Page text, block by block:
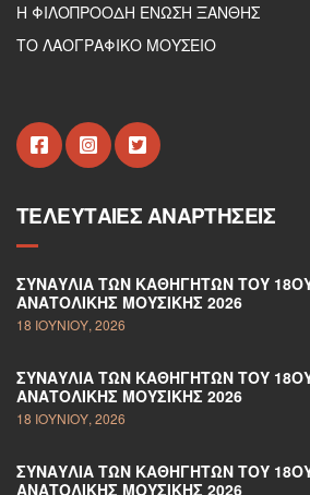
Η ΦΙΛΟΠΡΟΟΔΗ ΕΝΩΣΗ ΞΑΝΘΗΣ
ΤΟ ΛΑΟΓΡΑΦΙΚΟ ΜΟΥΣΕΙΟ
ΤΕΛΕΥΤΑΊΕΣ ΑΝΑΡΤΉΣΕΙΣ
ΣΥΝΑΥΛΊΑ ΤΩΝ ΚΑΘΗΓΗΤΏΝ ΤΟΥ
ΑΝΑΤΟΛΙΚΉΣ ΜΟΥΣΙΚΉΣ 2026
18 ΙΟΥΝΊΟΥ, 2026
ΣΥΝΑΥΛΊΑ ΤΩΝ ΚΑΘΗΓΗΤΏΝ ΤΟΥ
ΑΝΑΤΟΛΙΚΉΣ ΜΟΥΣΙΚΉΣ 2026
18 ΙΟΥΝΊΟΥ, 2026
ΣΥΝΑΥΛΊΑ ΤΩΝ ΚΑΘΗΓΗΤΏΝ ΤΟΥ
ΑΝΑΤΟΛΙΚΉΣ ΜΟΥΣΙΚΉΣ 2026